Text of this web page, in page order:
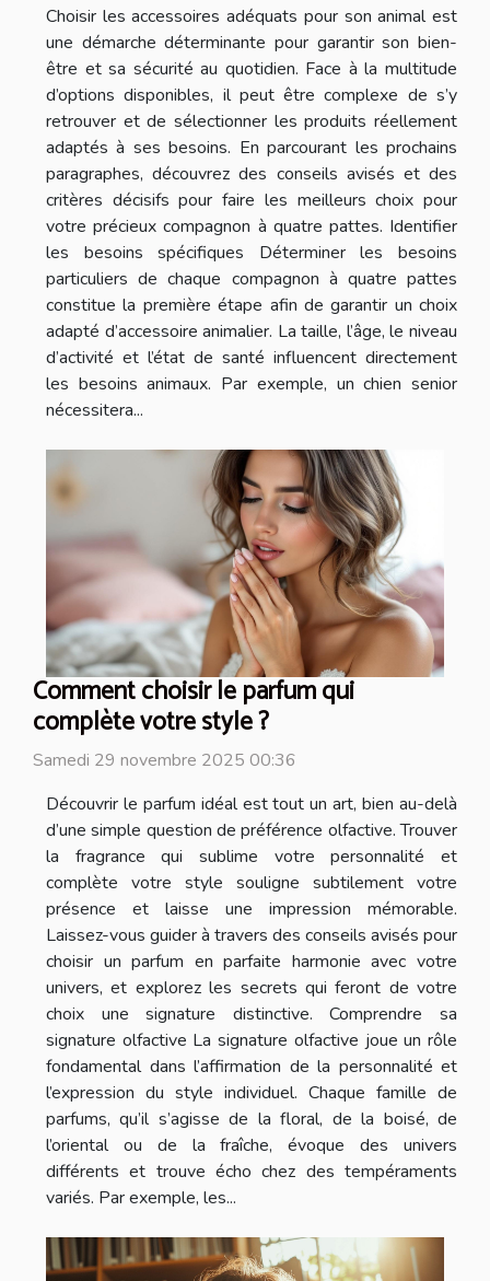
Choisir les accessoires adéquats pour son animal est
une démarche déterminante pour garantir son bien-
être et sa sécurité au quotidien. Face à la multitude
d’options disponibles, il peut être complexe de s’y
retrouver et de sélectionner les produits réellement
adaptés à ses besoins. En parcourant les prochains
paragraphes, découvrez des conseils avisés et des
critères décisifs pour faire les meilleurs choix pour
votre précieux compagnon à quatre pattes. Identifier
les besoins spécifiques Déterminer les besoins
particuliers de chaque compagnon à quatre pattes
constitue la première étape afin de garantir un choix
adapté d’accessoire animalier. La taille, l’âge, le niveau
d’activité et l’état de santé influencent directement
les besoins animaux. Par exemple, un chien senior
nécessitera...
Comment choisir le parfum qui
complète votre style ?
Samedi 29 novembre 2025 00:36
Découvrir le parfum idéal est tout un art, bien au-delà
d’une simple question de préférence olfactive. Trouver
la fragrance qui sublime votre personnalité et
complète votre style souligne subtilement votre
présence et laisse une impression mémorable.
Laissez-vous guider à travers des conseils avisés pour
choisir un parfum en parfaite harmonie avec votre
univers, et explorez les secrets qui feront de votre
choix une signature distinctive. Comprendre sa
signature olfactive La signature olfactive joue un rôle
fondamental dans l’affirmation de la personnalité et
l’expression du style individuel. Chaque famille de
parfums, qu’il s’agisse de la floral, de la boisé, de
l’oriental ou de la fraîche, évoque des univers
différents et trouve écho chez des tempéraments
variés. Par exemple, les...